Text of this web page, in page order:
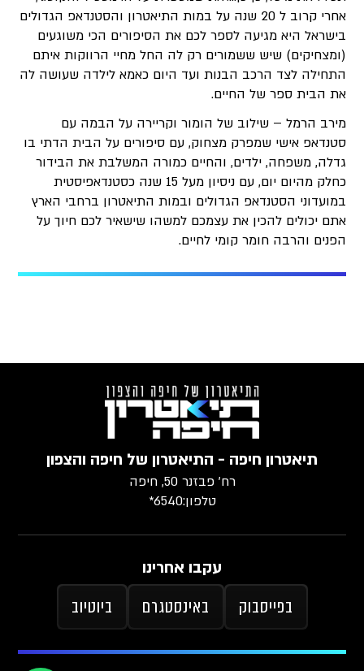
אחרי קרוב ל 20 שנה על במות התיאטרון והסטנדאפ הגדולים
בישראל היא מגיעה לספר לכם את הסיפורים הכי משוגעים
(ומצחיקים) שיש ששמורים רק לה החל מחיי הרווקות איתם
התחילה לצד הרכב הבנות ועד היום כאמא לילדה שעושה לה
את הבית ספר של החיים.
מירב הרמל – שילוב של הומור וקריירה על הבמה עם
סטנדאפ אישי שמפרק מצחוק, עם סיפורים על הבית הדתי בו
גדלה, משפחה, ילדים, והחיים כמורה המשלבת את הבידור
כחלק מהיום יום, עם ניסיון מעל 15 שנה כסטנדאפיסטית
במועדוני הסטנדאפ הגדולים ובמות התיאטרון ברחבי הארץ
אתם יכולים להכין את עצמכם למשהו שישאיר לכם חיוך על
הפנים והרבה חומר קומי לחיים.
תיאטרון חיפה - התיאטרון של חיפה והצפון
רח׳ פבזנר 50, חיפה
טלפון:6540*
עקבו אחרינו
בפייסבוק באינסטגרם ביוטיוב